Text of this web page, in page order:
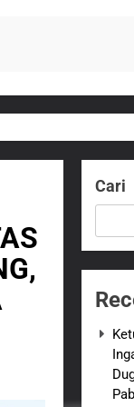
Rampung
Perkuat
ASI adalah
Cari